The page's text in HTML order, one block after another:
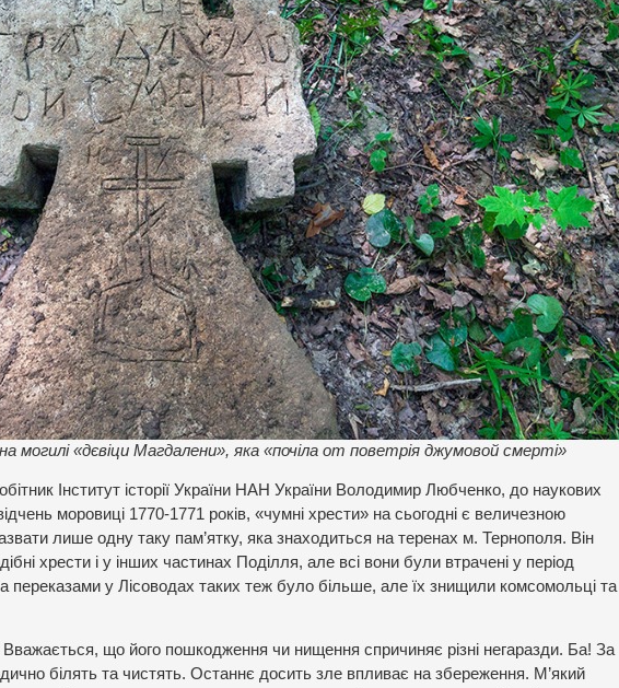
«дєвіци Магдалени», яка «почіла от поветрія джумовой смерті»
Інститут історії України НАН України Володимир Любченко, до наукових
моровиці 1770-1771 років, «чумні хрести» на сьогодні є величезною
лише одну таку пам’ятку, яка знаходиться на теренах м. Тернополя. Він
хрести і у інших частинах Поділля, але всі вони були втрачені у період
переказами у Лісоводах таких теж було більше, але їх знищили комсомольці та
що його пошкодження чи нищення спричиняє різні негаразди. Ба! За
білять та чистять. Останнє досить зле впливає на збереження. М’який